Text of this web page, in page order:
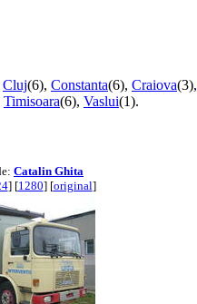
Cluj(6), Constanta(6), Craiova(3),
Timisoara(6), Vaslui(1).
Catalin Ghita
] [1280] [original]